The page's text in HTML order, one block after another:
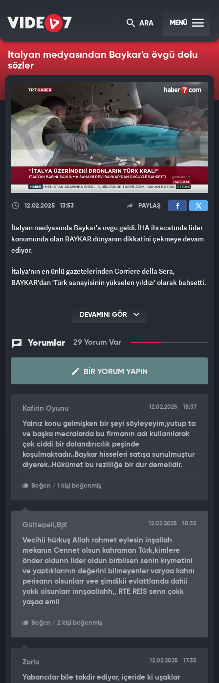
ARA MENÜ
İtalyan medyasından Baykar'a övgü dolu
sözler
12.02.2025 13:53 PAYLAŞ
İtalyan medyasında Baykar'a övgü geldi. İHA ihracatında lider
konumunda olan BAYKAR dünyanın dikkatini çekmeye devam
ediyor.
İtalya'nın en ünlü gazetelerinden Corriere della Sera,
BAYKAR'dan 'Türk sanayisinin yükselen yıldızı' olarak bahsetti.
DEVAMINI GÖR
Yorumlar 29 Yorum Var
BIR YORUM YAPIN
Kafirin Oyunu 12.02.2025 18:37
Yalnız konu gelmişken bir şeyi söyleyeyim,yutup ta
ve başka mecralarda bu firmanın adı kullanılarak
çok ciddi bir dolandırıcılık peşinde
koşulmaktadır..Baykar hisseleri satışa sunulmuştur
diyerek..Hükümet bu rezilliğe bir dur demelidir.
Beğen / 1 kişi beğenmiş
Gültepeli,BjK 12.02.2025 18:35
Vecihii hürkuş Allah rahmet eylesin inşallah
mekanın Cennet olsun kahraman Türk,kimlere
önder oldunn lider oldun birbilsen senin kıymetini
ve yaptıklarının değerini bilmeyenler varyaa kahrıı
perisann olsunlarr vee şimdikii evlattlarıda dahii
yokk olsunlarr innşaallahh,, RTE REİS senn çokk
yaşaa emii
Beğen / 2 kişi beğenmiş
Zorlu 12.02.2025 17:35
Yabancılar bile takdir ediyor, içeride ki uşaklar